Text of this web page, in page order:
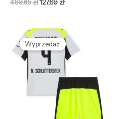
469,85zł127,69 zł
Wyprzedaż!
Pierwotna
cena
wynosiła:
469,85 zł.
Aktualna
cena
wynosi:
127,69 zł.